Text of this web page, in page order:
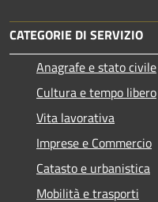
CATEGORIE DI SERVIZIO
Anagrafe e stato civile
Cultura e tempo libero
Vita lavorativa
Imprese e Commercio
Catasto e urbanistica
Mobilità e trasporti